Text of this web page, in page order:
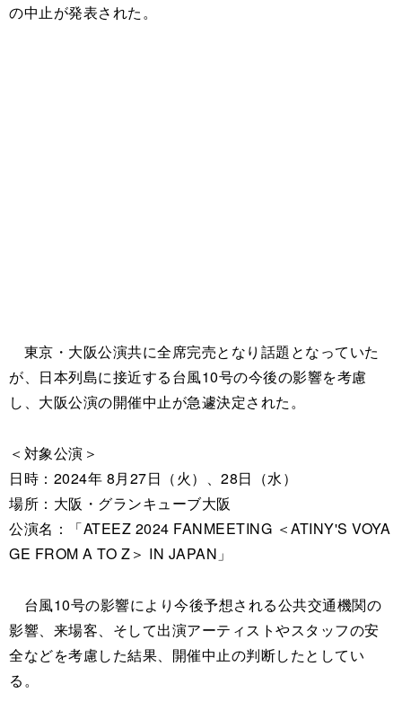
の中止が発表された。
東京・大阪公演共に全席完売となり話題となっていた
が、日本列島に接近する台風10号の今後の影響を考慮
し、大阪公演の開催中止が急遽決定された。
＜対象公演＞
日時：2024年 8月27日（火）、28日（水）
場所：大阪・グランキューブ大阪
公演名：「ATEEZ 2024 FANMEETING ＜ATINY'S VOYA
GE FROM A TO Z＞ IN JAPAN」
台風10号の影響により今後予想される公共交通機関の
影響、来場客、そして出演アーティストやスタッフの安
全などを考慮した結果、開催中止の判断したとしてい
る。